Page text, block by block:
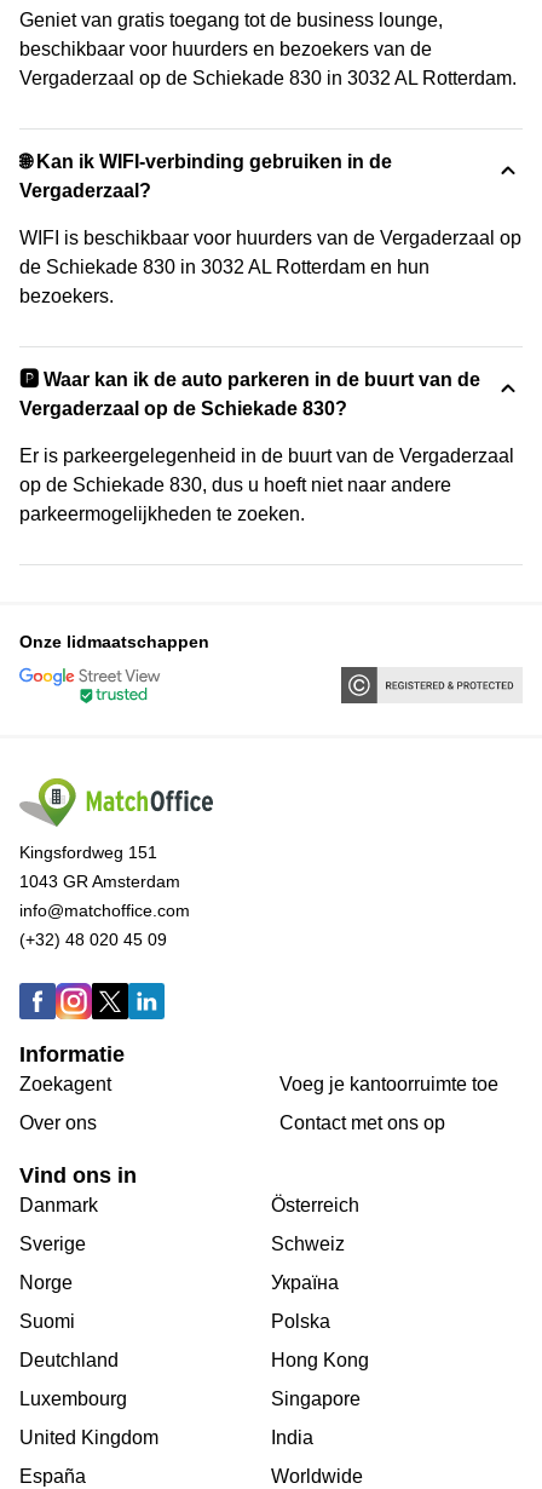
Geniet van gratis toegang tot de business lounge,
beschikbaar voor huurders en bezoekers van de
Vergaderzaal op de Schiekade 830 in 3032 AL Rotterdam.
🌐 Kan ik WIFI-verbinding gebruiken in de
Vergaderzaal?
WIFI is beschikbaar voor huurders van de Vergaderzaal op
de Schiekade 830 in 3032 AL Rotterdam en hun
bezoekers.
🅿️ Waar kan ik de auto parkeren in de buurt van de
Vergaderzaal op de Schiekade 830?
Er is parkeergelegenheid in de buurt van de Vergaderzaal
op de Schiekade 830, dus u hoeft niet naar andere
parkeermogelijkheden te zoeken.
Onze lidmaatschappen
Kingsfordweg 151
1043 GR Amsterdam
info@matchoffice.com
(+32) 48 020 45 09
Informatie
Zoekagent
Over ons
Voeg je kantoorruimte toe
Сontact met ons op
Vind ons in
Danmark
Sverige
Norge
Suomi
Deutchland
Luxembourg
United Kingdom
España
Österreich
Schweiz
Україна
Polska
Hong Kong
Singapore
India
Worldwide